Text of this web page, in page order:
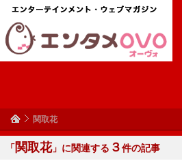
関取花
「関取花」に関連する ３件の記事